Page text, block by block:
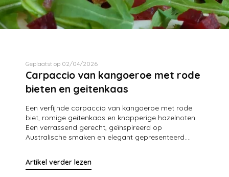
Geplaatst op 02/04/2026
Carpaccio van kangoeroe met rode
bieten en geitenkaas
Een verfijnde carpaccio van kangoeroe met rode
biet, romige geitenkaas en knapperige hazelnoten.
Een verrassend gerecht, geïnspireerd op
Australische smaken en elegant gepresenteerd....
Artikel verder lezen